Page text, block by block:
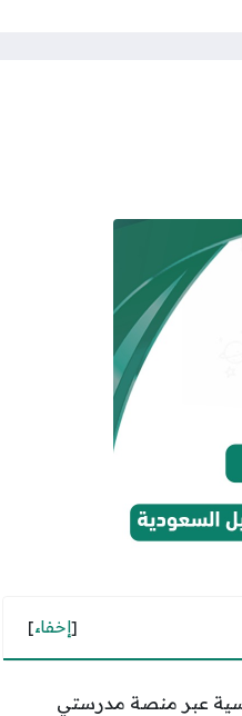
[إخفاء]
عبر منصة مدرستي